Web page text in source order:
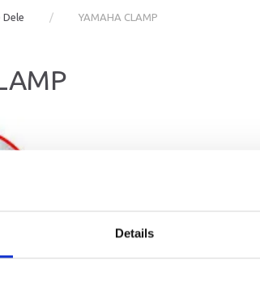
Details
Dele YAMAHA CLAMP